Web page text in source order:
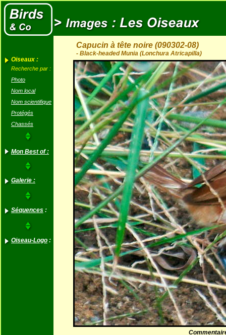
Oiseaux :
Recherche par :
Photo
Nom local
Nom scientifique
Protégés
Chassés
Mon Best of :
Galerie :
Séquences :
Oiseau-Logo :
Capucin à tête noire (090302-08)
- Black-headed Munia (Lonchura Atricapilla)